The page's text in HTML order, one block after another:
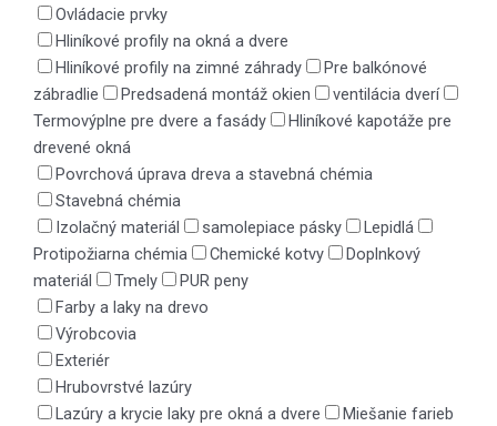
Ovládacie prvky
Hliníkové profily na okná a dvere
Hliníkové profily na zimné záhrady
Pre balkónové
zábradlie
Predsadená montáž okien
ventilácia dverí
Termovýplne pre dvere a fasády
Hliníkové kapotáže pre
drevené okná
Povrchová úprava dreva a stavebná chémia
Stavebná chémia
Izolačný materiál
samolepiace pásky
Lepidlá
Protipožiarna chémia
Chemické kotvy
Doplnkový
materiál
Tmely
PUR peny
Farby a laky na drevo
Výrobcovia
Exteriér
Hrubovrstvé lazúry
Lazúry a krycie laky pre okná a dvere
Miešanie farieb